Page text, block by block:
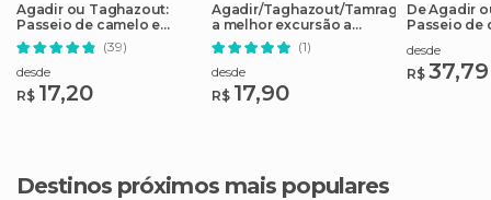
Agadir ou Taghazout:
Passeio de camelo e
passeio pelo rio Flamingo
(39)
desde
R$ 17,20
Agadir/Taghazout/Tamraght:
a melhor excursão a
Paradise Valley
(1)
desde
R$ 17,90
De Agadir
Passeio
desde
R$ 37,79
Destinos próximos mais populares